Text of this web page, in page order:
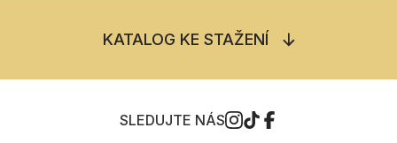
KATALOG KE STAŽENÍ
SLEDUJTE NÁS